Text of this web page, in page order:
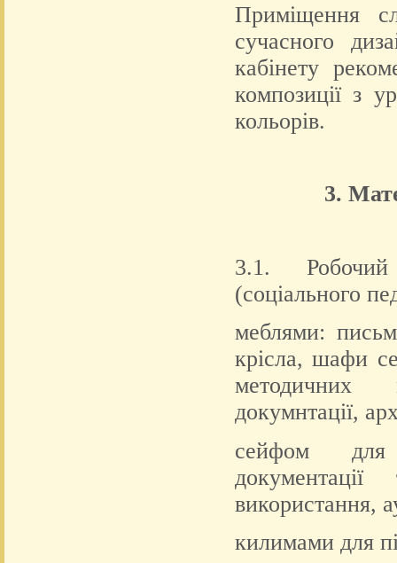
Приміщення
сучасного
кабінету
композиції з
кольорів.
3.
3.1. Робочий
(соціального
меблями:
крісла, шафи
методичних
докумнтації,
сейфом для
використання,
килимами для